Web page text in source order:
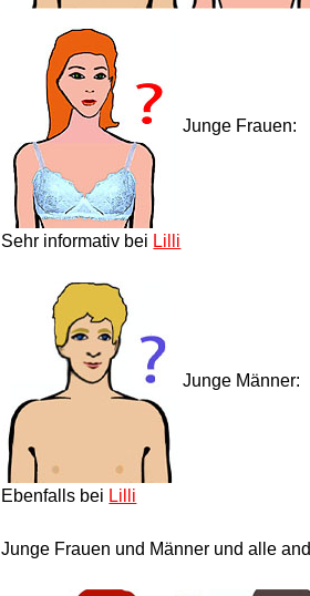
Junge Frauen:
Sehr informativ bei Lilli
Junge Männer:
Ebenfalls bei Lilli
Junge Frauen und Männer und alle